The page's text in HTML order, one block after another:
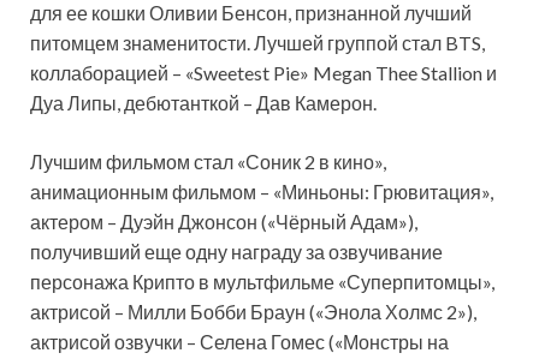
для ее кошки Оливии Бенсон, признанной лучший
питомцем знаменитости. Лучшей группой стал BTS,
коллаборацией – «Sweetest Pie» Megan Thee Stallion и
Дуа Липы, дебютанткой – Дав Камерон.
Лучшим фильмом стал «Соник 2 в кино»,
анимационным фильмом – «Миньоны: Грювитация»,
актером – Дуэйн Джонсон («Чёрный Адам»),
получивший еще одну награду за озвучивание
персонажа Крипто в мультфильме «Суперпитомцы»,
актрисой – Милли Бобби Браун («Энола Холмс 2»),
актрисой озвучки – Селена Гомес («Монстры на